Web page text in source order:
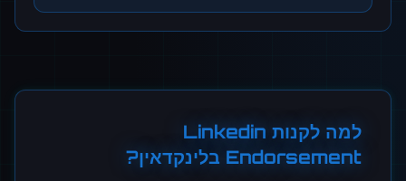
למה לקנות Linkedin
Endorsement בלינקדאין?